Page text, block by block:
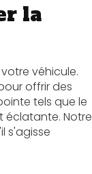
la
véhicule.
offrir des
tels que le
éclatante. Notre
s'agisse